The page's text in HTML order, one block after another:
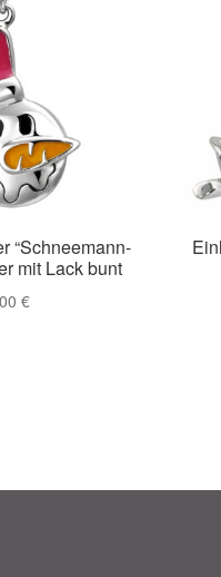
“Schneemann-
mit Lack bunt
€